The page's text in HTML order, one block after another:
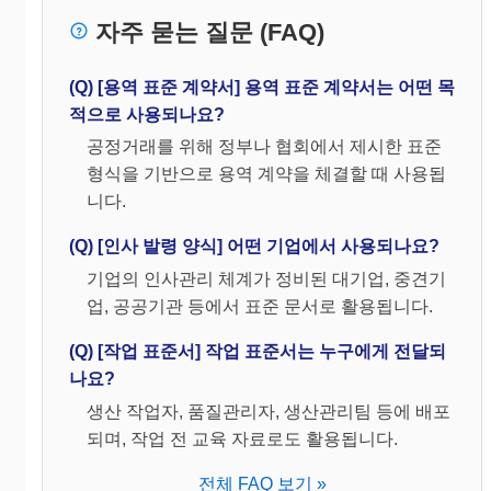
자주 묻는 질문 (FAQ)
(Q) [용역 표준 계약서] 용역 표준 계약서는 어떤 목
적으로 사용되나요?
공정거래를 위해 정부나 협회에서 제시한 표준
형식을 기반으로 용역 계약을 체결할 때 사용됩
니다.
(Q) [인사 발령 양식] 어떤 기업에서 사용되나요?
기업의 인사관리 체계가 정비된 대기업, 중견기
업, 공공기관 등에서 표준 문서로 활용됩니다.
(Q) [작업 표준서] 작업 표준서는 누구에게 전달되
나요?
생산 작업자, 품질관리자, 생산관리팀 등에 배포
되며, 작업 전 교육 자료로도 활용됩니다.
전체 FAQ 보기 »